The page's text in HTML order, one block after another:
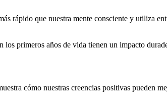
rápido que nuestra mente consciente y utiliza
primeros años de vida tienen un impacto
cómo nuestras creencias positivas pueden